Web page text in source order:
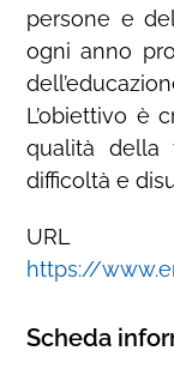
persone e
ogni anno
L’obiettivo è
qualità
difficoltà e
URL
https://
Scheda